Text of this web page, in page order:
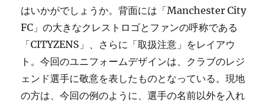
はいかがでしょうか。背面には「Manchester City
FC」の大きなクレストロゴとファンの呼称である
「CITYZENS」、さらに「取扱注意」をレイアウ
ト。今回のユニフォームデザインは、クラブのレジ
ェンド選手に敬意を表したものとなっている。現地
の方は、今回の例のように、選手の名前以外を入れ